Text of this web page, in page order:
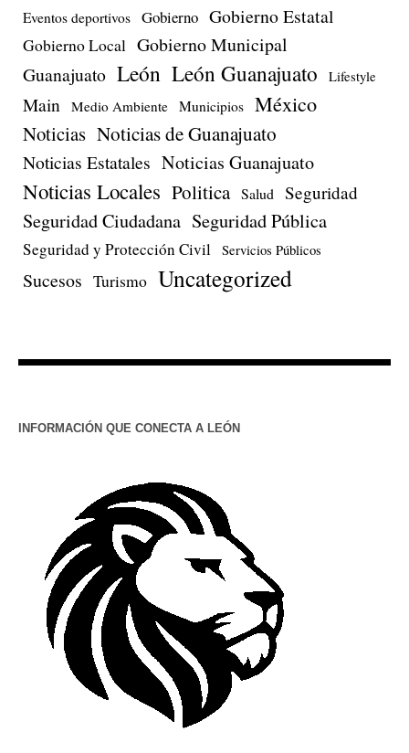
Eventos deportivos Gobierno Gobierno Estatal
Gobierno Local Gobierno Municipal
Guanajuato León León Guanajuato Lifestyle
Main Medio Ambiente Municipios México
Noticias Noticias de Guanajuato
Noticias Estatales Noticias Guanajuato
Noticias Locales Politica Salud Seguridad
Seguridad Ciudadana Seguridad Pública
Seguridad y Protección Civil Servicios Públicos
Sucesos Turismo Uncategorized
INFORMACIÓN QUE CONECTA A LEÓN